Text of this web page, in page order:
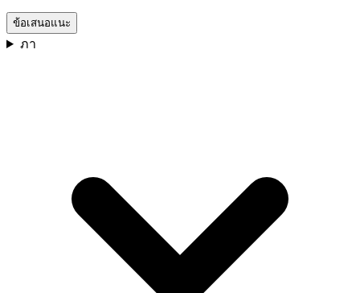
ข้อเสนอแนะ
ภา